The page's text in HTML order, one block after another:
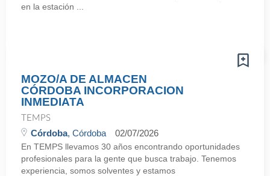
en la estación ...
MOZO/A DE ALMACEN
CÓRDOBA INCORPORACION
INMEDIATA
TEMPS
Córdoba, Córdoba 02/07/2026
En TEMPS llevamos 30 años encontrando oportunidades
profesionales para la gente que busca trabajo. Tenemos
experiencia, somos solventes y estamos